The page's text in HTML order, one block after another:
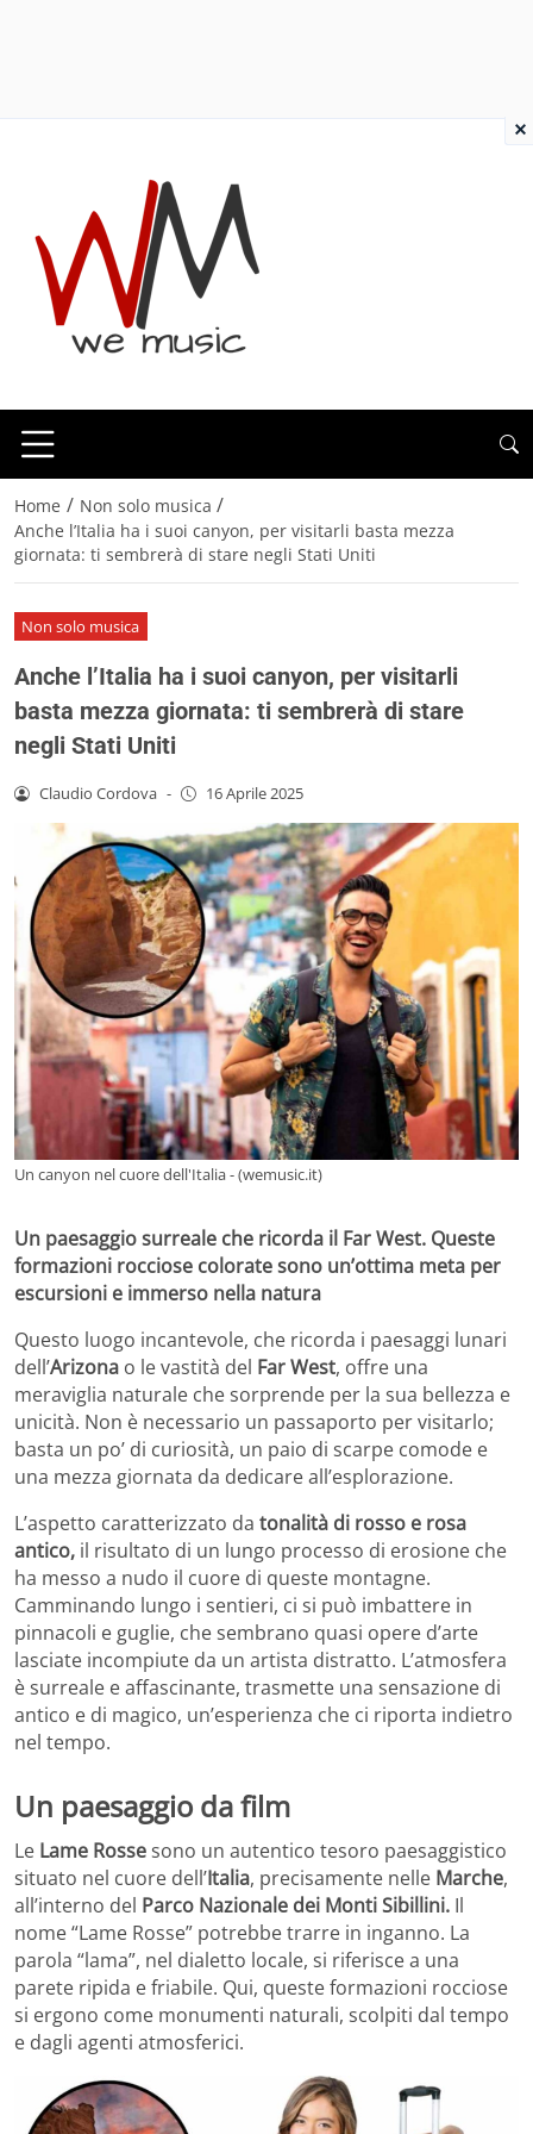
Home / Non solo musica /
Anche l’Italia ha i suoi canyon, per visitarli basta mezza
giornata: ti sembrerà di stare negli Stati Uniti
Non solo musica
Anche l’Italia ha i suoi canyon, per visitarli
basta mezza giornata: ti sembrerà di stare
negli Stati Uniti
Claudio Cordova - 16 Aprile 2025
Un canyon nel cuore dell'Italia - (wemusic.it)
Un paesaggio surreale che ricorda il Far West. Queste
formazioni rocciose colorate sono un’ottima meta per
escursioni e immerso nella natura
Questo luogo incantevole, che ricorda i paesaggi lunari
dell’Arizona o le vastità del Far West, offre una
meraviglia naturale che sorprende per la sua bellezza e
unicità. Non è necessario un passaporto per visitarlo;
basta un po’ di curiosità, un paio di scarpe comode e
una mezza giornata da dedicare all’esplorazione.
L’aspetto caratterizzato da tonalità di rosso e rosa
antico, il risultato di un lungo processo di erosione che
ha messo a nudo il cuore di queste montagne.
Camminando lungo i sentieri, ci si può imbattere in
pinnacoli e guglie, che sembrano quasi opere d’arte
lasciate incompiute da un artista distratto. L’atmosfera
è surreale e affascinante, trasmette una sensazione di
antico e di magico, un’esperienza che ci riporta indietro
nel tempo.
Un paesaggio da film
Le Lame Rossesono un autentico tesoro paesaggistico
situato nel cuore dell’Italia, precisamente nelle Marche,
all’interno del Parco Nazionale dei Monti Sibillini. Il
nome “Lame Rosse” potrebbe trarre in inganno. La
parola “lama”, nel dialetto locale, si riferisce a una
parete ripida e friabile. Qui, queste formazioni rocciose
si ergono come monumenti naturali, scolpiti dal tempo
e dagli agenti atmosferici.
×